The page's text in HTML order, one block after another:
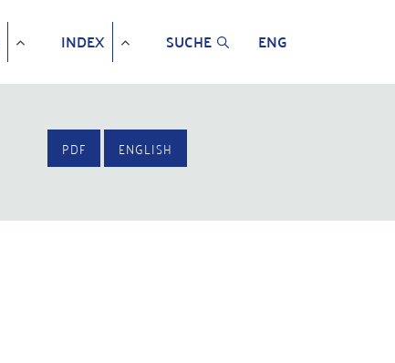
INDEX SUCHE ENG
PDF ENGLISH